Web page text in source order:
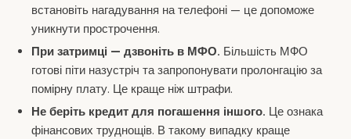
встановіть нагадування на телефоні — це допоможе
уникнути прострочення.
При затримці — дзвоніть в МФО. Більшість МФО
готові піти назустріч та запропонувати пролонгацію за
помірну плату. Це краще ніж штрафи.
Не беріть кредит для погашення іншого. Це ознака
фінансових труднощів. В такому випадку краще